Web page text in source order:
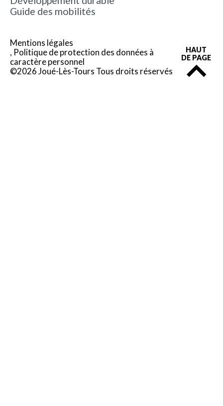
Guide des mobilités
Mentions légales
Politique de protection des données à
caractère personnel
©2026 Joué-Lès-Tours Tous droits réservés
HAUT
DE PAGE